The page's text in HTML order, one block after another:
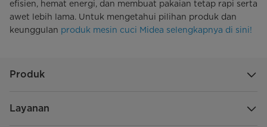
efisien, hemat energi, dan membuat pakaian tetap rapi serta
awet lebih lama. Untuk mengetahui pilihan produk dan
keunggulan produk mesin cuci Midea selengkapnya di sini!
Produk
Layanan